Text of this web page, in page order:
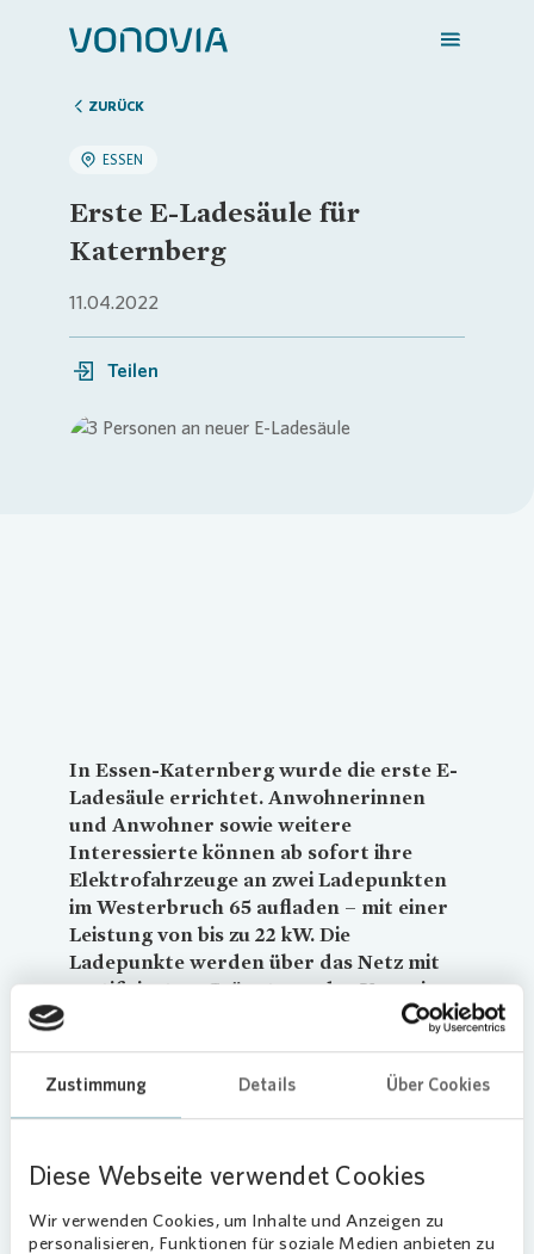
Zustimmung Details Über Cookies
Diese Webseite verwendet Cookies
Wir verwenden Cookies, um Inhalte und Anzeigen zu
personalisieren, Funktionen für soziale Medien anbieten zu
Zuhause finden
Mein Zuhause
Meine Stadt
Weitere Angebote
ZURÜCK
ESSEN
Erste E-Ladesäule für
Katernberg
11.04.2022
Teilen
In Essen-Katernberg wurde die erste E-
Ladesäule errichtet. Anwohnerinnen
und Anwohner sowie weitere
Interessierte können ab sofort ihre
Elektrofahrzeuge an zwei Ladepunkten
im Westerbruch 65 aufladen – mit einer
Leistung von bis zu 22 kW. Die
Ladepunkte werden über das Netz mit
zertifiziertem Grünstrom derVonovia
Energie Service GmbH versorgt und sind
Unkomplizierte Ladevorgang
Der Ladevorgang kann über die Ladekarten
verschiedener Roaming-Anbieter gestartet
werden. Darüber hinaus ist das Laden an den
Ladesäulen aber auch ohne eine Ladekarte und